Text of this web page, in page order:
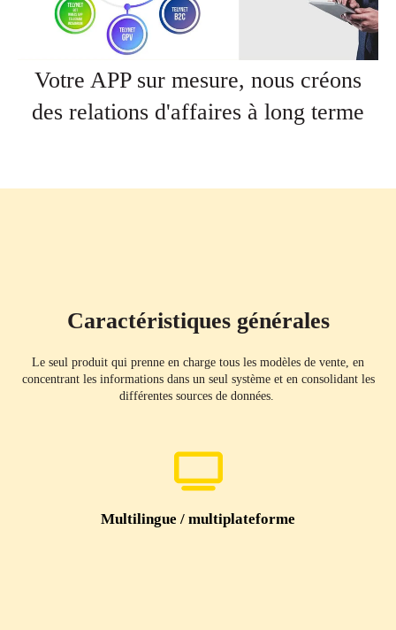
Votre APP sur mesure, nous créons
des relations d'affaires à long terme
Caractéristiques générales
Le seul produit qui prenne en charge tous les modèles de vente, en
concentrant les informations dans un seul système et en consolidant les
différentes sources de données.
Multilingue / multiplateforme